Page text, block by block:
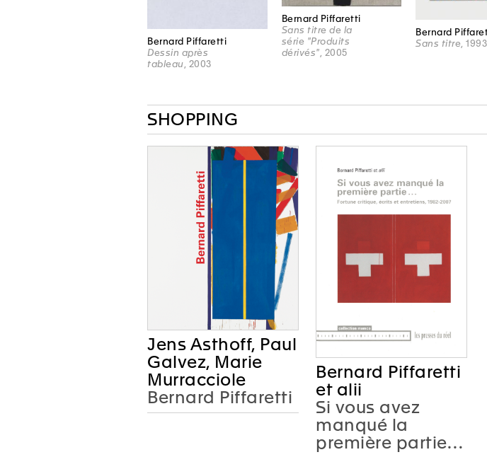
Bernard Piffaretti
Dessin après
tableau, 2003
Bernard Piffaretti
Sans titre de la
série "Produits
dérivés" , 2005
Bernard
Sans titre , 1993
SHOPPING
Jens Asthoff, Paul
Galvez, Marie
Murracciole
Bernard Piffaretti
Bernard Piffaretti
et alii
Si vous avez
manqué la
première partie…